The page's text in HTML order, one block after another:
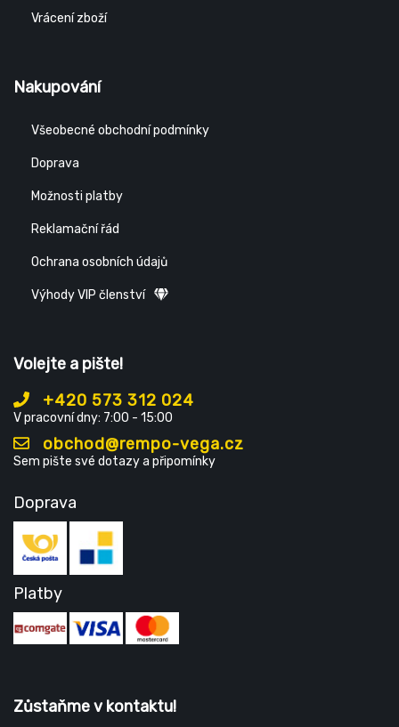
Vrácení zboží
Nakupování
Všeobecné obchodní podmínky
Doprava
Možnosti platby
Reklamační řád
Ochrana osobních údajů
Výhody VIP členství
Volejte a pište!
+420 573 312 024
V pracovní dny: 7:00 - 15:00
obchod@rempo-vega.cz
Sem pište své dotazy a připomínky
Doprava
Platby
Zůstaňme v kontaktu!